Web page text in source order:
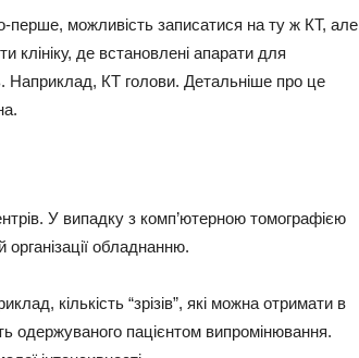
перше, можливість записатися на ту ж КТ, але
клініку, де встановлені апарати для
Наприклад, КТ голови. Детальніше про це
У випадку з комп’ютерною томографією
обладнанню.
кількість “зрізів”, які можна отримати в
одержуваного пацієнтом випромінювання.